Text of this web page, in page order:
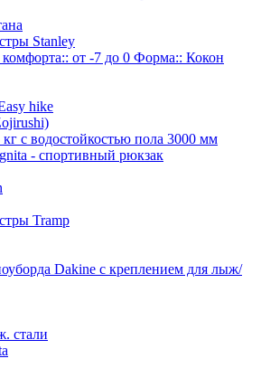
Stanley
комфорта:: от -7 до 0 Форма:: Кокон
hike
с водостойкостью пола 3000 мм
- спортивный рюкзак
Tramp
Dakine с креплением для лыж/
стали